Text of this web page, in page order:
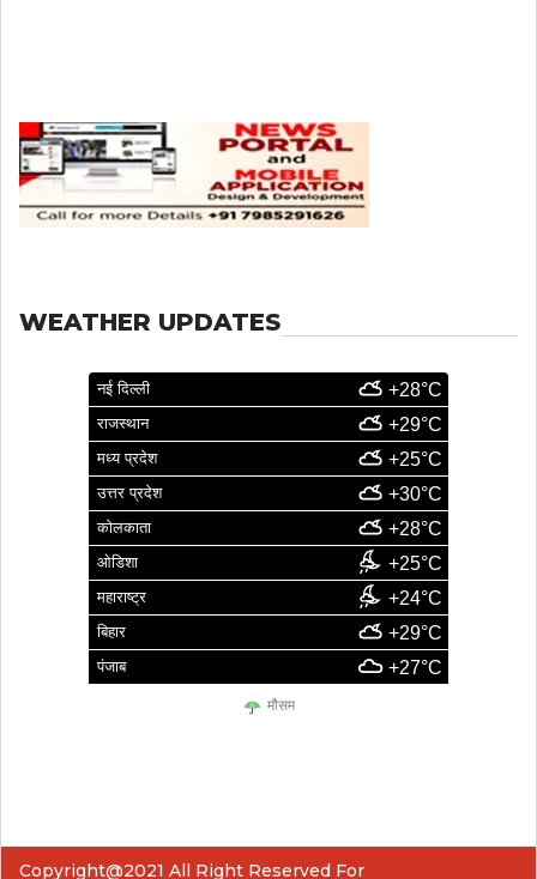
WEATHER UPDATES
नई दिल्ली +28°C
राजस्थान +29°C
मध्य प्रदेश +25°C
उत्तर प्रदेश +30°C
कोलकाता +28°C
ओडिशा +25°C
महाराष्ट्र +24°C
बिहार +29°C
पंजाब +27°C
मौसम
Copyright@2021 All Right Reserved For